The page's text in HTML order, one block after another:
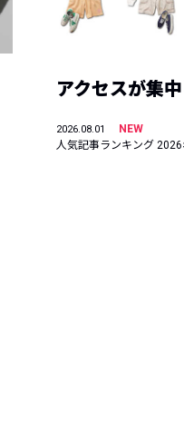
アクセスが集
2026.08.01
NEW
人気記事ランキング 2026